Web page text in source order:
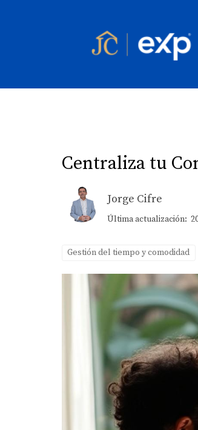
Centraliza tu
Jorge Cifre
Última actualización:
Gestión del tiempo y comodidad